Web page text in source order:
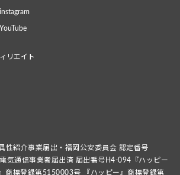
リエイト
性紹介事業届出・福岡公安委員会 認定番号
気通信事業者届出済 届出番号H4-094『ハッピー
商標登録第5150003号 『ハッピー』商標登録第